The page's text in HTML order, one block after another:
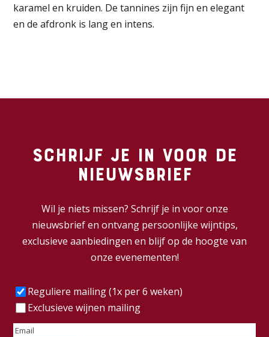
karamel en kruiden. De tannines zijn fijn en elegant
en de afdronk is lang en intens.
Schrijf je in voor de
nieuwsbrief
Wil je niets missen? Schrijf je in voor onze
nieuwsbrief en ontvang persoonlijke wijntips,
exclusieve aanbiedingen en blijf op de hoogte van
onze evenementen!
Frequentie(Vereist)
Reguliere mailing (1x per 6 weken)
Exclusieve wijnen mailing
E-